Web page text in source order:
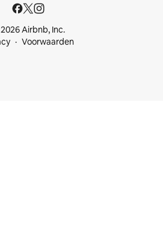
Airbnb, Inc.
Voorwaarden